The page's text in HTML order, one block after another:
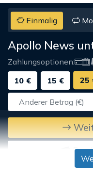
Einmalig
Apollo News
Zahlungsoptionen:
10 €
15 € 25